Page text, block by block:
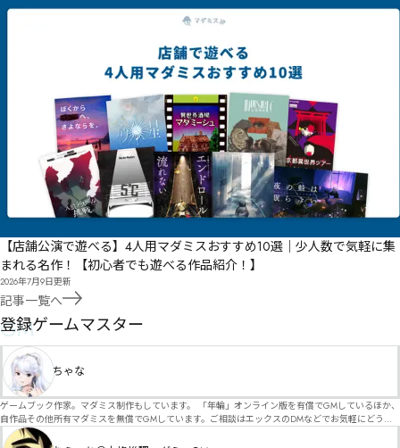
【店舗公演で遊べる】4人用マダミスおすすめ10選｜少人数で気軽に集
まれる名作！【初心者でも遊べる作品紹介！】
2026年7月9日更新
記事一覧へ
GM
登録ゲームマスター
ちゃな
ゲームブック作家。マダミス制作もしています。 「年輪」オンライン版を有償でGMしているほか、
自作品その他所有マダミスを無償でGMしています。ご相談はエックスのDMなどでお気軽にどう
ぞ。